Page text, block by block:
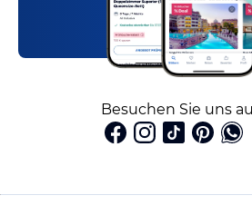
Besuchen Sie uns